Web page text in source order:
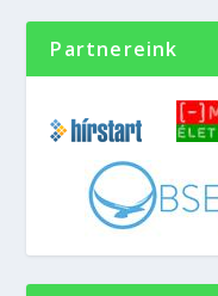
Partnereink